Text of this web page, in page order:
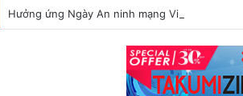
Hưởng ứng Ngày An ninh mạng Việt Nam: